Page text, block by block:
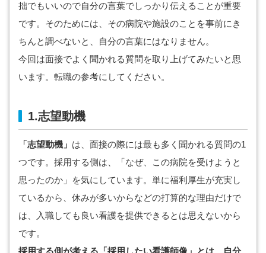
拙でもいいので自分の言葉でしっかり伝えることが重要
です。そのためには、その病院や施設のことを事前にき
ちんと調べないと、自分の言葉にはなりません。
今回は面接でよく聞かれる質問を取り上げてみたいと思
います。転職の参考にしてください。
1.志望動機
「志望動機」 は、面接の際には最も多く聞かれる質問の1
つです。採用する側は、「なぜ、この病院を受けようと
思ったのか」を気にしています。単に福利厚生が充実し
ているから、休みが多いからなどの打算的な理由だけで
は、入職しても良い看護を提供できるとは思えないから
です。